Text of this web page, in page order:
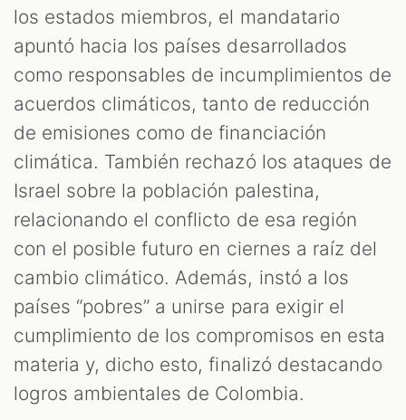
los estados miembros, el mandatario
apuntó hacia los países desarrollados
como responsables de incumplimientos de
acuerdos climáticos, tanto de reducción
de emisiones como de financiación
climática. También rechazó los ataques de
Israel sobre la población palestina,
relacionando el conflicto de esa región
con el posible futuro en ciernes a raíz del
cambio climático. Además, instó a los
países “pobres” a unirse para exigir el
cumplimiento de los compromisos en esta
materia y, dicho esto, finalizó destacando
logros ambientales de Colombia.